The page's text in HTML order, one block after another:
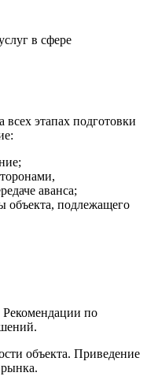
в сфере
этапах подготовки
аванса;
объекта, подлежащего
по
объекта. Приведение
рынка.